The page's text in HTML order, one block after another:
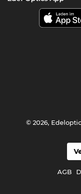
AGB
© 2026,